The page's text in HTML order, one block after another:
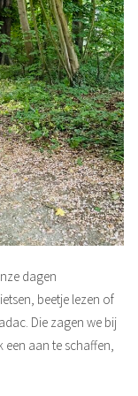
dagen
beetje lezen of
Die zagen we bij
aan te schaffen,